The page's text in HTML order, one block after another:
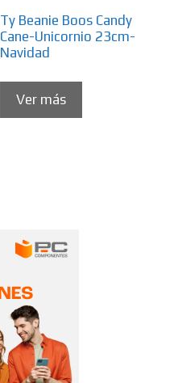
Ty Beanie Boos Candy
Cane-Unicornio 23cm-
Navidad
Ver más